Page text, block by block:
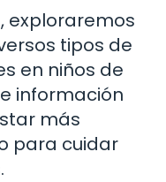
exploraremos
tipos de
en niños de
información
más
para cuidar